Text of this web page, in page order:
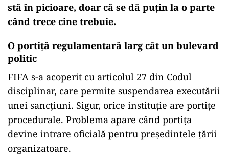
stă în picioare, doar că se dă puțin la o parte
când trece cine trebuie.
O portiță regulamentară larg cât un bulevard
politic
FIFA s-a acoperit cu articolul 27 din Codul
disciplinar, care permite suspendarea executării
unei sancțiuni. Sigur, orice instituție are portițe
procedurale. Problema apare când portița
devine intrare oficială pentru președintele țării
organizatoare.